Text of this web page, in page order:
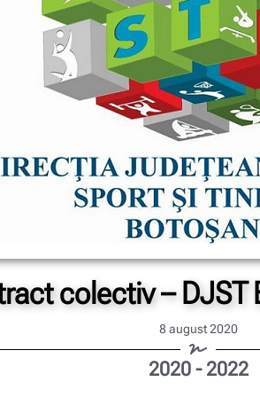
colectiv – DJST
8 august 2020
2020 - 2022